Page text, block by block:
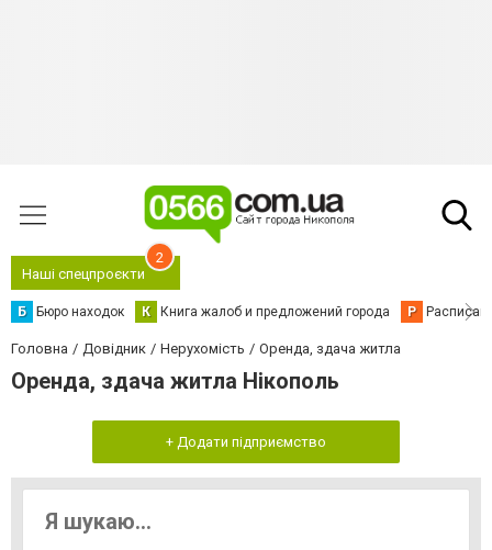
Наші спецпроєкти
2
Б Бюро находок К Книга жалоб и предложений города Р
Головна Довідник Нерухомість Оренда, здача житла
Оренда, здача житла Нікополь
+ Додати підприємство